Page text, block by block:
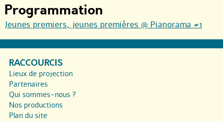
Programmation
Jeunes premiers, jeunes premières @ Pianorama #1
RACCOURCIS
Lieux de projection
Partenaires
Qui sommes-nous ?
Nos productions
Plan du site